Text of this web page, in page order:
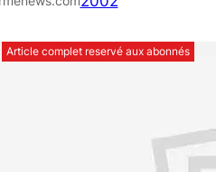
Article complet reservé aux abonnés